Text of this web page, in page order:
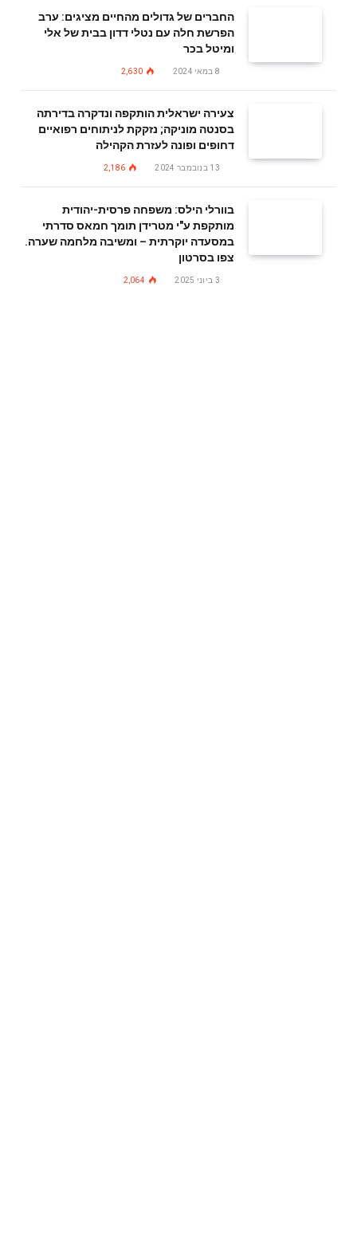
החברים של גדולים מהחיים מציגים: ערב
הפרשת חלה עם נטלי דדון בבית של אלי
ומיטל בכר
8 במאי 2024 2,630
צעירה ישראלית הותקפה ונדקרה בדירתה
בסנטה מוניקה; נזקקת לניתוחים רפואיים
דחופים ופונה לעזרת הקהילה
13 בנובמבר 2024 2,186
בוורלי הילס: משפחה פרסית-יהודית
מותקפת ע"י מטרידן תומך חמאס סדרתי
במסעדה יוקרתית – ומשיבה מלחמה שערה.
צפו בסרטון
3 ביוני 2025 2,064